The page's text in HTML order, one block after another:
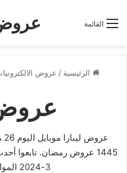
القائمة
الرئيسية / عروض
عروض
3-2024 الموافق 16-9-1445